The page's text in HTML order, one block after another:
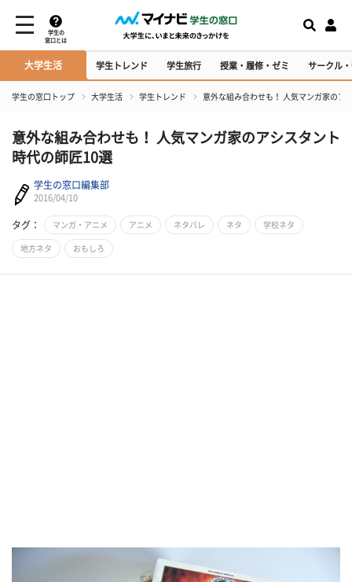
学生の
窓口とは
大学生活 学生トレンド 学生旅行 授業・履修・ゼミ サークル
学生の窓口トップ 大学生活 学生トレンド 意外な組み合わせも！ 人気マンガ家のア
意外な組み合わせも！ 人気マンガ家のアシスタント
時代の師匠10選
学生の窓口編集部
2016/04/10
タグ： マンガ・アニメ アニメ ネタバレ ネタ 学校ネタ
地方ネタ おもしろ